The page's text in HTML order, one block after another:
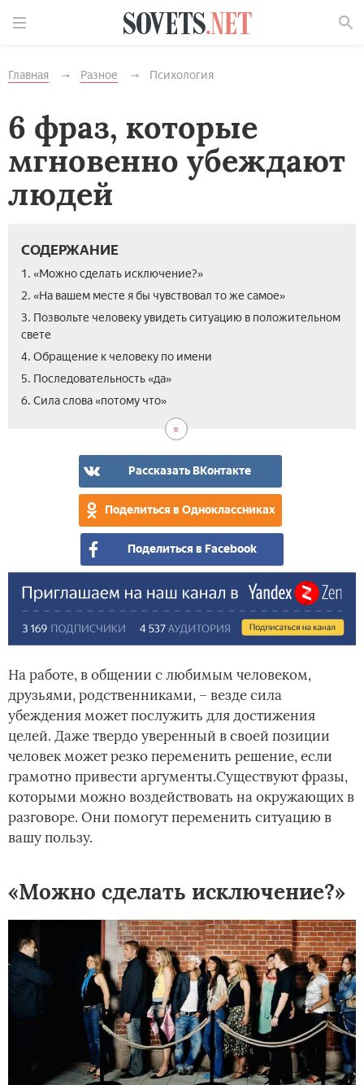
Главная Разное Психология
6 фраз, которые
мгновенно убеждают
людей
СОДЕРЖАНИЕ
1. «Можно сделать исключение?»
2. «На вашем месте я бы чувствовал то же самое»
3. Позвольте человеку увидеть ситуацию в положительном
свете
4. Обращение к человеку по имени
5. Последовательность «да»
6. Сила слова «потому что»
Рассказать ВКонтакте
Поделиться в Одноклассниках
Поделиться в Facebook
На работе, в общении с любимым человеком,
друзьями, родственниками, – везде сила
убеждения может послужить для достижения
целей. Даже твердо уверенный в своей позиции
человек может резко переменить решение, если
грамотно привести аргументы.Существуют фразы,
которыми можно воздействовать на окружающих в
разговоре. Они помогут переменить ситуацию в
вашу пользу.
«Можно сделать исключение?»